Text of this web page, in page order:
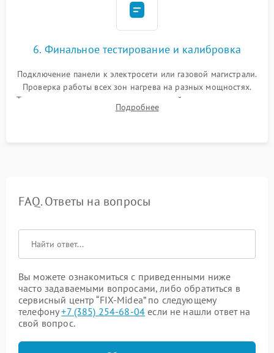
6. Финальное тестирование и калибровка
Подключение панели к электросети или газовой магистрали.
Проверка работы всех зон нагрева на разных мощностях.
Тестирование сенсорного управления, таймера, индикаторов
остаточного тепла и систем защиты от перегрева.
Подробнее
FAQ. Ответы на вопросы
Вы можете ознакомиться с приведенными ниже
часто задаваемыми вопросами, либо обратиться в
сервисный центр “FIX-Midea” по следующему
телефону+7 (385) 254-68-04 если не нашли ответ на
свой вопрос.